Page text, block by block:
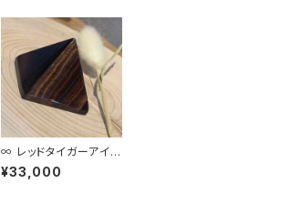
∞ レッドタイガーアイ
ピラミッド ∞
¥33,000